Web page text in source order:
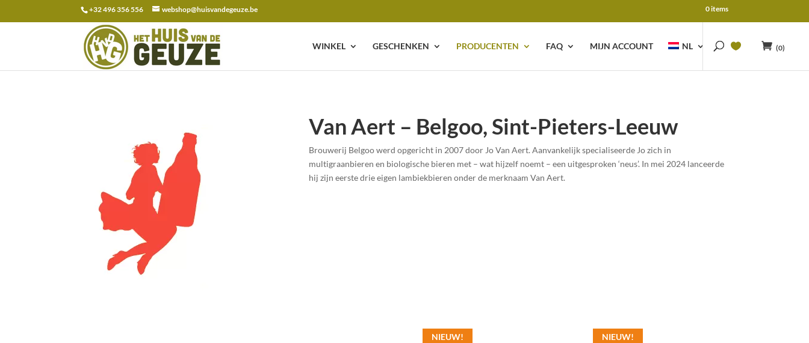
+32 496 356 556 webshop@huisvandegeuze.be 0 items
WINKEL GESCHENKEN PRODUCENTEN FAQ MIJN ACCOUNT NL (0)
Zoeken
naar:
Van Aert – Belgoo, Sint-Pieters-Leeuw
Brouwerij Belgoo werd opgericht in 2007 door Jo Van Aert. Aanvankelijk specialiseerde Jo zich in
multigraanbieren en biologische bieren met – wat hijzelf noemt – een uitgesproken ‘neus’. In mei 2024 lanceerde
hij zijn eerste drie eigen lambiekbieren onder de merknaam Van Aert.
NIEUW! NIEUW!